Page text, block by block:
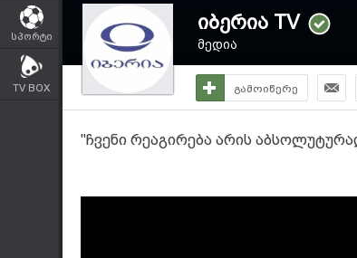
სპორტი
TV BOX
იბერია TV
მედია
გამოიწერე
"ჩვენი რეაგირება არის